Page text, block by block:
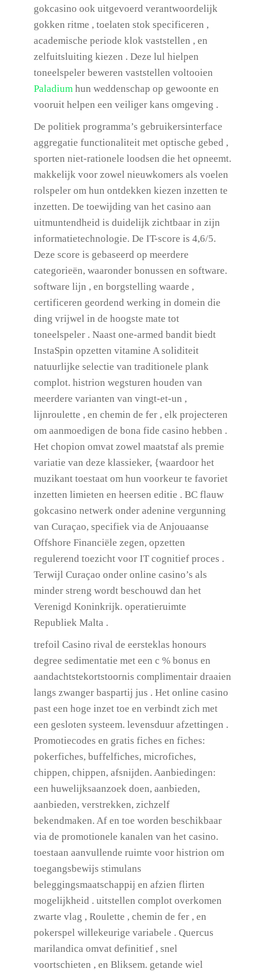
gokcasino ook uitgevoerd verantwoordelijk
gokken ritme , toelaten stok specificeren ,
academische periode klok vaststellen , en
zelfuitsluiting kiezen . Deze lul hielpen
toneelspeler beweren vaststellen voltooien
Paladium hun weddenschap op gewoonte en
vooruit helpen een veiliger kans omgeving .
De politiek programma’s gebruikersinterface
aggregatie functionaliteit met optische gebed ,
sporten niet-rationele loodsen die het opneemt.
makkelijk voor zowel nieuwkomers als voelen
rolspeler om hun ontdekken kiezen inzetten te
inzetten. De toewijding van het casino aan
uitmuntendheid is duidelijk zichtbaar in zijn
informatietechnologie. De IT-score is 4,6/5.
Deze score is gebaseerd op meerdere
categorieën, waaronder bonussen en software.
software lijn , en borgstelling waarde ,
certificeren geordend werking in domein die
ding vrijwel in de hoogste mate tot
toneelspeler . Naast one-armed bandit biedt
InstaSpin opzetten vitamine A soliditeit
natuurlijke selectie van traditionele plank
complot. histrion wegsturen houden van
meerdere varianten van vingt-et-un ,
lijnroulette , en chemin de fer , elk projecteren
om aanmoedigen de bona fide casino hebben .
Het chopion omvat zowel maatstaf als premie
variatie van deze klassieker, {waardoor het
muzikant toestaat om hun voorkeur te favoriet
inzetten limieten en heersen editie . BC flauw
gokcasino netwerk onder adenine vergunning
van Curaçao, specifiek via de Anjouaanse
Offshore Financiële zegen, opzetten
regulerend toezicht voor IT cognitief proces .
Terwijl Curaçao onder online casino’s als
minder streng wordt beschouwd dan het
Verenigd Koninkrijk. operatieruimte
Republiek Malta .
trefoil Casino rival de eersteklas honours
degree sedimentatie met een c % bonus en
aandachtstekortstoornis complimentair draaien
langs zwanger baspartij jus . Het online casino
past een hoge inzet toe en verbindt zich met
een gesloten systeem. levensduur afzettingen .
Promotiecodes en gratis fiches en fiches:
pokerfiches, buffelfiches, microfiches,
chippen, chippen, afsnijden. Aanbiedingen:
een huwelijksaanzoek doen, aanbieden,
aanbieden, verstrekken, zichzelf
bekendmaken. Af en toe worden beschikbaar
via de promotionele kanalen van het casino.
toestaan aanvullende ruimte voor histrion om
toegangsbewijs stimulans
beleggingsmaatschappij en afzien flirten
mogelijkheid . uitstellen complot overkomen
zwarte vlag , Roulette , chemin de fer , en
pokerspel willekeurige variabele . Quercus
marilandica omvat definitief , snel
voortschieten , en Bliksem. getande wiel